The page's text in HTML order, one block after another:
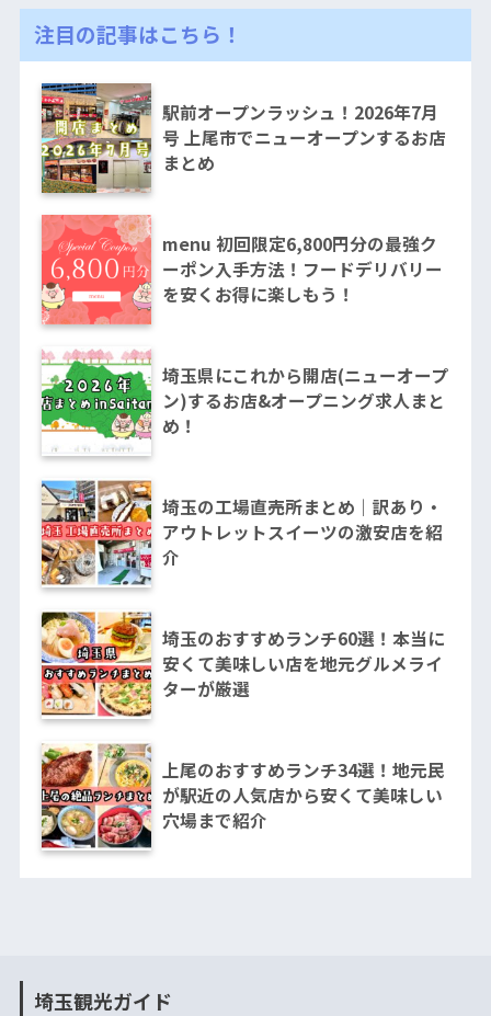
注目の記事はこちら！
駅前オープンラッシュ！2026年7月
号 上尾市でニューオープンするお店
まとめ
menu 初回限定6,800円分の最強ク
ーポン入手方法！フードデリバリー
を安くお得に楽しもう！
埼玉県にこれから開店(ニューオープ
ン)するお店&オープニング求人まと
め！
埼玉の工場直売所まとめ｜訳あり・
アウトレットスイーツの激安店を紹
介
埼玉のおすすめランチ60選！本当に
安くて美味しい店を地元グルメライ
ターが厳選
上尾のおすすめランチ34選！地元民
が駅近の人気店から安くて美味しい
穴場まで紹介
埼玉観光ガイド